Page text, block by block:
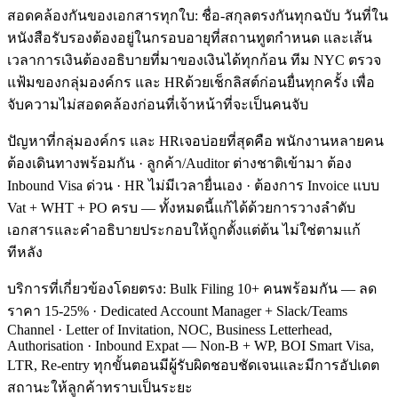
สอดคล้องกันของเอกสารทุกใบ: ชื่อ-สกุลตรงกันทุกฉบับ วันที่ใน
หนังสือรับรองต้องอยู่ในกรอบอายุที่สถานทูตกำหนด และเส้น
เวลาการเงินต้องอธิบายที่มาของเงินได้ทุกก้อน ทีม NYC ตรวจ
แฟ้มของกลุ่มองค์กร และ HRด้วยเช็กลิสต์ก่อนยื่นทุกครั้ง เพื่อ
จับความไม่สอดคล้องก่อนที่เจ้าหน้าที่จะเป็นคนจับ
ปัญหาที่กลุ่มองค์กร และ HRเจอบ่อยที่สุดคือ พนักงานหลายคน
ต้องเดินทางพร้อมกัน · ลูกค้า/Auditor ต่างชาติเข้ามา ต้อง
Inbound Visa ด่วน · HR ไม่มีเวลายื่นเอง · ต้องการ Invoice แบบ
Vat + WHT + PO ครบ — ทั้งหมดนี้แก้ได้ด้วยการวางลำดับ
เอกสารและคำอธิบายประกอบให้ถูกตั้งแต่ต้น ไม่ใช่ตามแก้
ทีหลัง
บริการที่เกี่ยวข้องโดยตรง: Bulk Filing 10+ คนพร้อมกัน — ลด
ราคา 15-25% · Dedicated Account Manager + Slack/Teams
Channel · Letter of Invitation, NOC, Business Letterhead,
Authorisation · Inbound Expat — Non-B + WP, BOI Smart Visa,
LTR, Re-entry ทุกขั้นตอนมีผู้รับผิดชอบชัดเจนและมีการอัปเดต
สถานะให้ลูกค้าทราบเป็นระยะ